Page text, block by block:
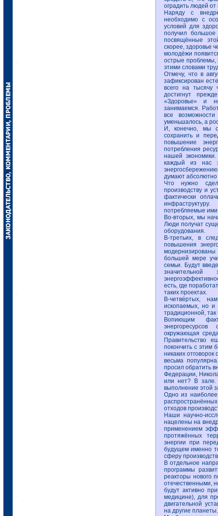
оградить людей
Наряду с
необходимо с
условий для
получил
посвящённые
скорее, здоровье
молодёжи
острые проблемы,
этими словами
Отмечу, что в
зафиксирован
всего на тысячу
достигнут
«Здоровье» и
занимаемся.
все
уменьшалось, а
И, конечно, мы
сохранить и
повышение
потребления
нашей
каждый из нас
думают абсолютно
Что нужно
производству и
фактически
потребляемые ими
Во-вторых, мы
Люди получат
оборудования.
В-третьих, в
повышения
большей мере
семьи. Будут
есть, где
таких проектах.
В-четвёртых,
ископаемых, но и
традиционной, так
Вопиющим
окружающая
Правительство
покончить с этим
никаких
весьма
просил обратить
Федерации,
или нет? В
выполнение этой
Одно из
отходов
Наши научно-
нацелены на
применением
протяжённых
энергии при
будущем именно
сферу
В отдельное
программы
реакторы нового
отечественными,
будут активно
медицине), для
двигательной
на другие планеты.